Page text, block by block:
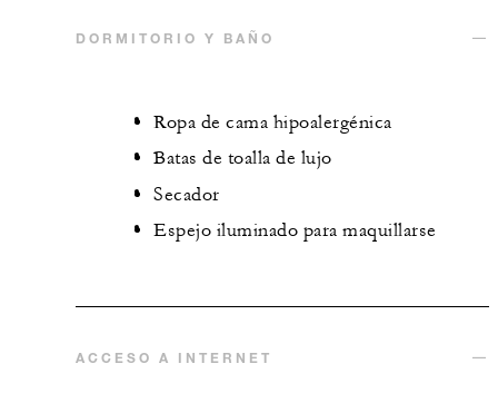
DORMITORIO Y BAÑO
Ropa de cama hipoalergénica
Batas de toalla de lujo
Secador
Espejo iluminado para maquillarse
ACCESO A INTERNET